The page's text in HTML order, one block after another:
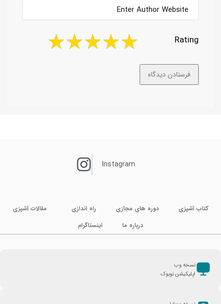
Rating
Instagram
کتاب آشپزی دوره های مجازی راه اندازی
مقالات آشپزی
درباره ما
اینستاگرام
نسخه وب
اپلیکیشن نوبوک